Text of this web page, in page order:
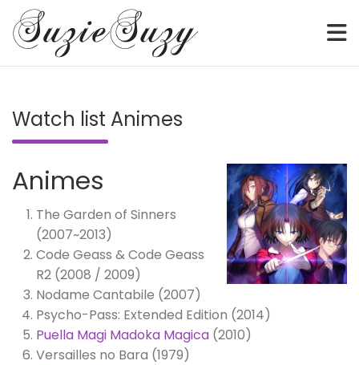
content
SuzieSuzy
Sketch • Watercolor • Illustration • Webcomic • Digital
Watch list Animes
Animes
The Garden of Sinners
(2007~2013)
Code Geass & Code Geass
R2 (2008 / 2009)
Nodame Cantabile (2007)
Psycho-Pass: Extended Edition (2014)
Puella Magi Madoka Magica (2010)
Versailles no Bara (1979)